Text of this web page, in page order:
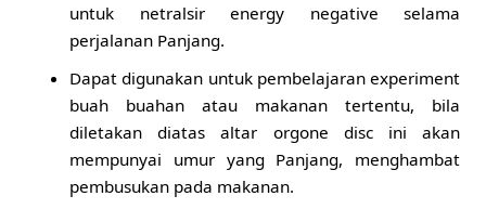
untuk netralsir energy negative selama
perjalanan Panjang.
Dapat digunakan untuk pembelajaran experiment
buah buahan atau makanan tertentu, bila
diletakan diatas altar orgone disc ini akan
mempunyai umur yang Panjang, menghambat
pembusukan pada makanan.